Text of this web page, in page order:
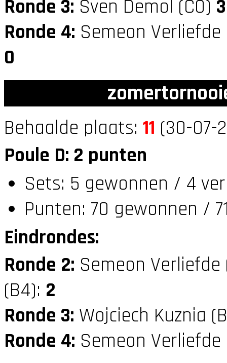
Ronde 3: Sven Demol (C0) 3
Ronde 4: Semeon
0
Behaalde plaats: 11 (30-07-
Poule D: 2 punten
Sets: 5 gewonnen / 4
Punten: 70 gewonnen /
Eindrondes:
Ronde 2: Semeon
(B4): 2
Ronde 3: Wojciech Kuznia
Ronde 4: Semeon